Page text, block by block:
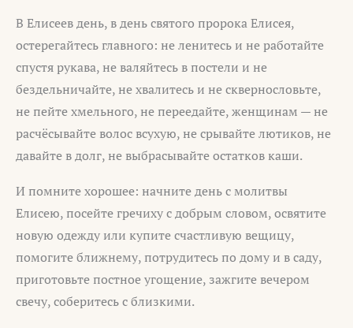
В Елисеев день, в день святого пророка Елисея,
остерегайтесь главного: не ленитесь и не работайте
спустя рукава, не валяйтесь в постели и не
бездельничайте, не хвалитесь и не сквернословьте,
не пейте хмельного, не переедайте, женщинам — не
расчёсывайте волос всухую, не срывайте лютиков, не
давайте в долг, не выбрасывайте остатков каши.
И помните хорошее: начните день с молитвы
Елисею, посейте гречиху с добрым словом, освятите
новую одежду или купите счастливую вещицу,
помогите ближнему, потрудитесь по дому и в саду,
приготовьте постное угощение, зажгите вечером
свечу, соберитесь с близкими.